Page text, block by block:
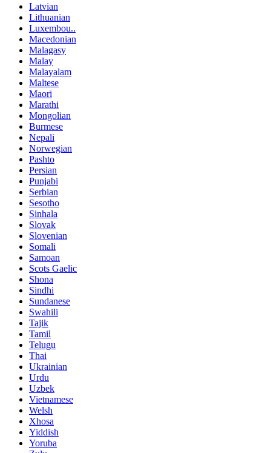
Latvian
Lithuanian
Luxembou..
Macedonian
Malagasy
Malay
Malayalam
Maltese
Maori
Marathi
Mongolian
Burmese
Nepali
Norwegian
Pashto
Persian
Punjabi
Serbian
Sesotho
Sinhala
Slovak
Slovenian
Somali
Samoan
Scots Gaelic
Shona
Sindhi
Sundanese
Swahili
Tajik
Tamil
Telugu
Thai
Ukrainian
Urdu
Uzbek
Vietnamese
Welsh
Xhosa
Yiddish
Yoruba